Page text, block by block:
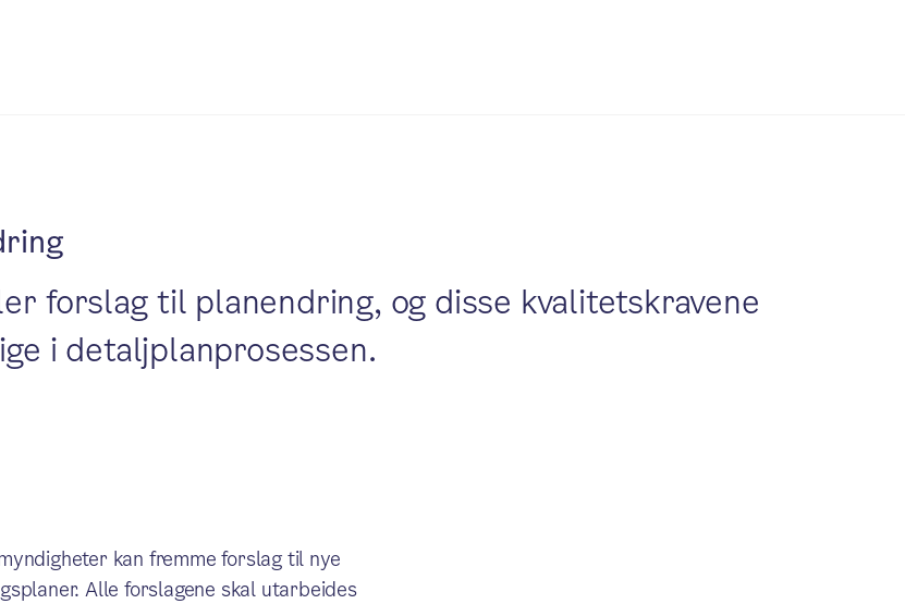
forslag til planendring, og disse kvalitetskravene
i detaljplanprosessen.
kan fremme forslag til nye
Alle forslagene skal utarbeides